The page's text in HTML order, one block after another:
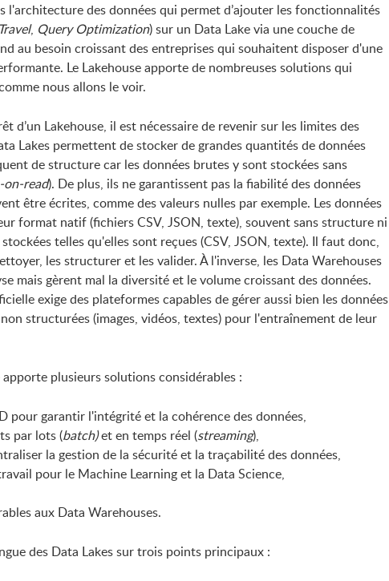
l'architecture des données qui permet d’ajouter les fonctionnalités
, Query Optimization) sur un Data Lake via une couche de
au besoin croissant des entreprises qui souhaitent disposer d'une
Le Lakehouse apporte de nombreuses solutions qui
nous allons le voir.
d’un Lakehouse, il est nécessaire de revenir sur les limites des
Lakes permettent de stocker de grandes quantités de données
de structure car les données brutes y sont stockées sans
on-read). De plus, ils ne garantissent pas la fiabilité des données
être écrites, comme des valeurs nulles par exemple. Les données
format natif (fichiers CSV, JSON, texte), souvent sans structure ni
telles qu'elles sont reçues (CSV, JSON, texte). Il faut donc,
les structurer et les valider. À l'inverse, les Data Warehouses
mais gèrent mal la diversité et le volume croissant des données.
exige des plateformes capables de gérer aussi bien les données
structurées (images, vidéos, textes) pour l'entraînement de leur
plusieurs solutions considérables :
pour garantir l'intégrité et la cohérence des données,
par lots (batch)et en temps réel (streaming),
la gestion de la sécurité et la traçabilité des données,
pour le Machine Learning et la Data Science,
aux Data Warehouses.
des Data Lakes sur trois points principaux :